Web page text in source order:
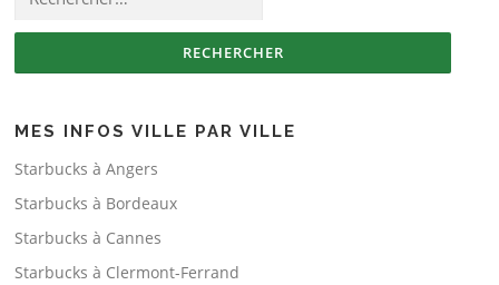
MES INFOS VILLE PAR VILLE
Starbucks à Angers
Starbucks à Bordeaux
Starbucks à Cannes
Starbucks à Clermont-Ferrand